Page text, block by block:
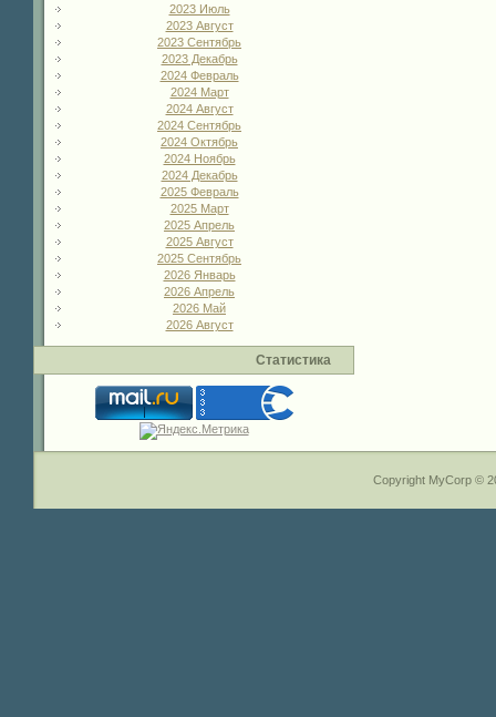
2023 Июль
2023 Август
2023 Сентябрь
2023 Декабрь
2024 Февраль
2024 Март
2024 Август
2024 Сентябрь
2024 Октябрь
2024 Ноябрь
2024 Декабрь
2025 Февраль
2025 Март
2025 Апрель
2025 Август
2025 Сентябрь
2026 Январь
2026 Апрель
2026 Май
2026 Август
Статистика
Copyright MyCorp ©